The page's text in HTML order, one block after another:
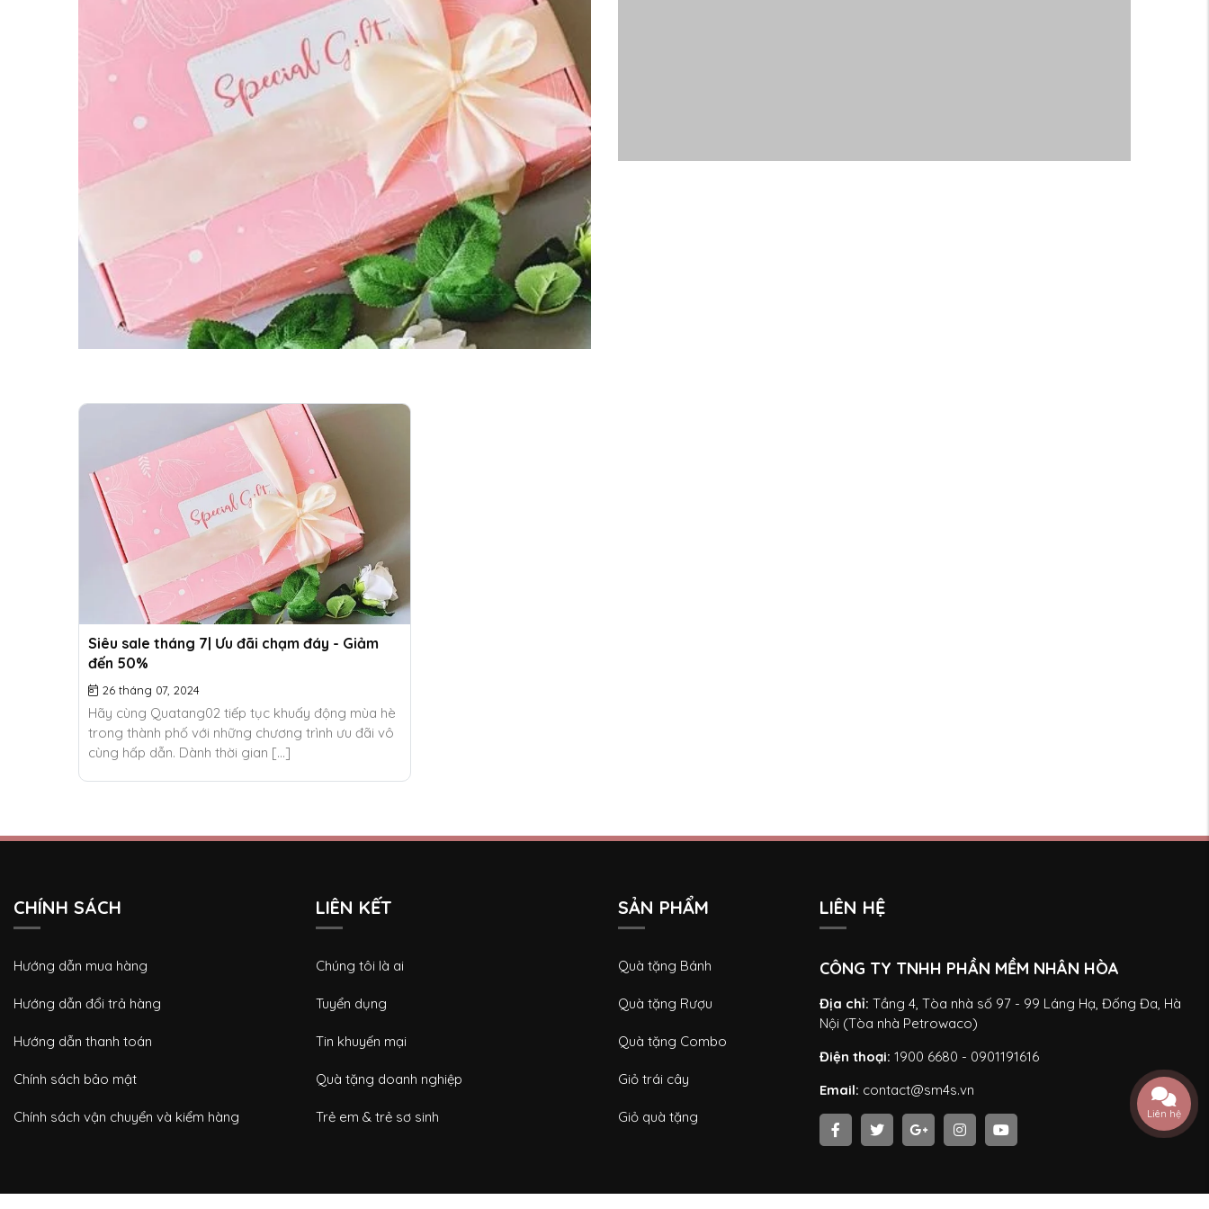
Siêu sale tháng 7| Ưu đãi chạm đáy - Giảm
đến 50%
26 tháng 07, 2024
Hãy cùng Quatang02 tiếp tục khuấy động mùa hè
trong thành phố với những chương trình ưu đãi vô
cùng hấp dẫn. Dành thời gian [...]
CHÍNH SÁCH
Hướng dẫn mua hàng
Hướng dẫn đổi trả hàng
Hướng dẫn thanh toán
Chính sách bảo mật
Chính sách vận chuyển và kiểm hàng
LIÊN KẾT
Chúng tôi là ai
Tuyển dụng
Tin khuyến mại
Quà tặng doanh nghiệp
Trẻ em & trẻ sơ sinh
SẢN PHẨM
Quà tặng Bánh
Quà tặng Rượu
Quà tặng Combo
Giỏ trái cây
Giỏ quà tặng
LIÊN HỆ
CÔNG TY TNHH PHẦN MỀM NHÂN HÒA
Địa chỉ: Tầng 4, Tòa nhà số 97 - 99 Láng Hạ, Đống Đa, Hà
Nội (Tòa nhà Petrowaco)
Điện thoại: 1900 6680 - 0901191616
Email: contact@sm4s.vn
Liên hệ